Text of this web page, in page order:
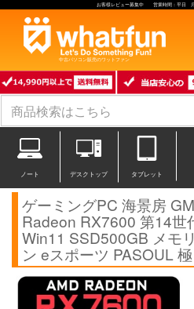
お客様レビュー募集中 営業時間：平日
中古パソコン販売のワットファン
ノート デスクトップ タブレット
ゲーミングPC 海景房
Radeon RX7600 第14世
Win11 SSD500GB メモ
ン eスポーツ PASOUL 極